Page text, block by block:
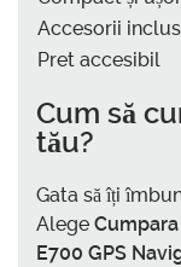
Accesorii
Pret accesibil
Cum să
tău?
Gata să îți
Alege
E700 GPS